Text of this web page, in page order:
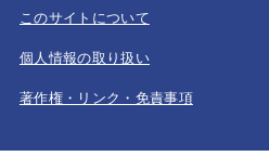
このサイトについて
個人情報の取り扱い
著作権・リンク・免責事項